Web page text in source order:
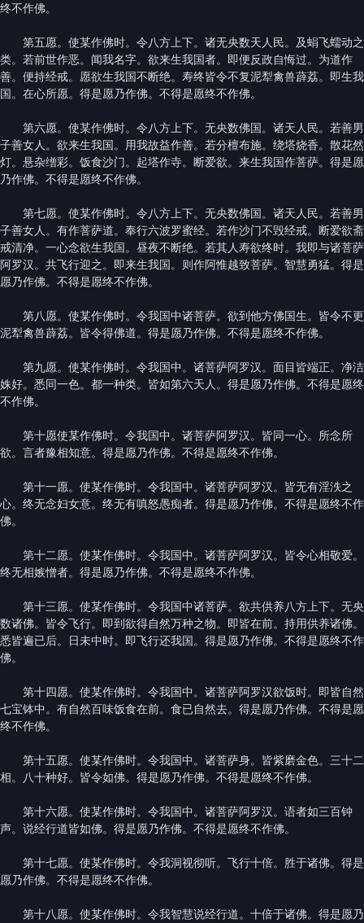
终不作佛。
第五愿。使某作佛时。令八方上下。诸无央数天人民。及蜎飞蠕动之
类。若前世作恶。闻我名字。欲来生我国者。即便反政自悔过。为道作
善。便持经戒。愿欲生我国不断绝。寿终皆令不复泥犁禽兽薜荔。即生我
国。在心所愿。得是愿乃作佛。不得是愿终不作佛。
第六愿。使某作佛时。令八方上下。无央数佛国。诸天人民。若善男
子善女人。欲来生我国。用我故益作善。若分檀布施。绕塔烧香。散花然
灯。悬杂缯彩。饭食沙门。起塔作寺。断爱欲。来生我国作菩萨。得是愿
乃作佛。不得是愿终不作佛。
第七愿。使某作佛时。令八方上下。无央数佛国。诸天人民。若善男
子善女人。有作菩萨道。奉行六波罗蜜经。若作沙门不毁经戒。断爱欲斋
戒清净。一心念欲生我国。昼夜不断绝。若其人寿欲终时。我即与诸菩萨
阿罗汉。共飞行迎之。即来生我国。则作阿惟越致菩萨。智慧勇猛。得是
愿乃作佛。不得是愿终不作佛。
第八愿。使某作佛时。令我国中诸菩萨。欲到他方佛国生。皆令不更
泥犁禽兽薜荔。皆令得佛道。得是愿乃作佛。不得是愿终不作佛。
第九愿。使某作佛时。令我国中。诸菩萨阿罗汉。面目皆端正。净洁
姝好。悉同一色。都一种类。皆如第六天人。得是愿乃作佛。不得是愿终
不作佛。
第十愿使某作佛时。令我国中。诸菩萨阿罗汉。皆同一心。所念所
欲。言者豫相知意。得是愿乃作佛。不得是愿终不作佛。
第十一愿。使某作佛时。令我国中。诸菩萨阿罗汉。皆无有淫泆之
心。终无念妇女意。终无有嗔怒愚痴者。得是愿乃作佛。不得是愿终不作
佛。
第十二愿。使某作佛时。令我国中。诸菩萨阿罗汉。皆令心相敬爱。
终无相嫉憎者。得是愿乃作佛。不得是愿终不作佛。
第十三愿。使某作佛时。令我国中诸菩萨。欲共供养八方上下。无央
数诸佛。皆令飞行。即到欲得自然万种之物。即皆在前。持用供养诸佛。
悉皆遍已后。日未中时。即飞行还我国。得是愿乃作佛。不得是愿终不作
佛。
第十四愿。使某作佛时。令我国中。诸菩萨阿罗汉欲饭时。即皆自然
七宝钵中。有自然百味饭食在前。食已自然去。得是愿乃作佛。不得是愿
终不作佛。
第十五愿。使某作佛时。令我国中。诸菩萨身。皆紫磨金色。三十二
相。八十种好。皆令如佛。得是愿乃作佛。不得是愿终不作佛。
第十六愿。使某作佛时。令我国中。诸菩萨阿罗汉。语者如三百钟
声。说经行道皆如佛。得是愿乃作佛。不得是愿终不作佛。
第十七愿。使某作佛时。令我洞视彻听。飞行十倍。胜于诸佛。得是
愿乃作佛。不得是愿终不作佛。
第十八愿。使某作佛时。令我智慧说经行道。十倍于诸佛。得是愿乃